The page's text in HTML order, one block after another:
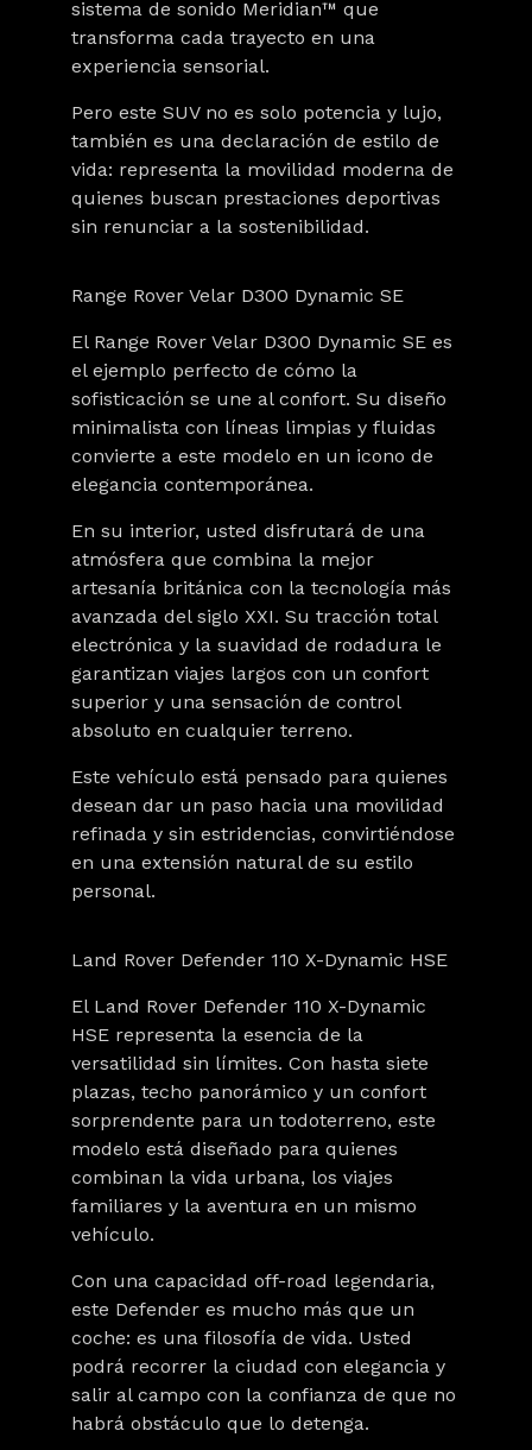
sistema de sonido Meridian™ que
transforma cada trayecto en una
experiencia sensorial.
Pero este SUV no es solo potencia y lujo,
también es una declaración de estilo de
vida: representa la movilidad moderna de
quienes buscan prestaciones deportivas
sin renunciar a la sostenibilidad.
Range Rover Velar D300 Dynamic SE
El Range Rover Velar D300 Dynamic SE es
el ejemplo perfecto de cómo la
sofisticación se une al confort. Su diseño
minimalista con líneas limpias y fluidas
convierte a este modelo en un icono de
elegancia contemporánea.
En su interior, usted disfrutará de una
atmósfera que combina la mejor
artesanía británica con la tecnología más
avanzada del siglo XXI. Su tracción total
electrónica y la suavidad de rodadura le
garantizan viajes largos con un confort
superior y una sensación de control
absoluto en cualquier terreno.
Este vehículo está pensado para quienes
desean dar un paso hacia una movilidad
refinada y sin estridencias, convirtiéndose
en una extensión natural de su estilo
personal.
Land Rover Defender 110 X-Dynamic HSE
El Land Rover Defender 110 X-Dynamic
HSE representa la esencia de la
versatilidad sin límites. Con hasta siete
plazas, techo panorámico y un confort
sorprendente para un todoterreno, este
modelo está diseñado para quienes
combinan la vida urbana, los viajes
familiares y la aventura en un mismo
vehículo.
Con una capacidad off-road legendaria,
este Defender es mucho más que un
coche: es una filosofía de vida. Usted
podrá recorrer la ciudad con elegancia y
salir al campo con la confianza de que no
habrá obstáculo que lo detenga.